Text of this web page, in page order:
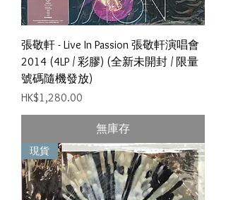
張敬軒 - Live In Passion 張敬軒演唱會
2014 (4LP / 彩膠) (全新未開封 / 限量
號碼隨機發放)
價格
HK$1,280.00
無庫存
現貨